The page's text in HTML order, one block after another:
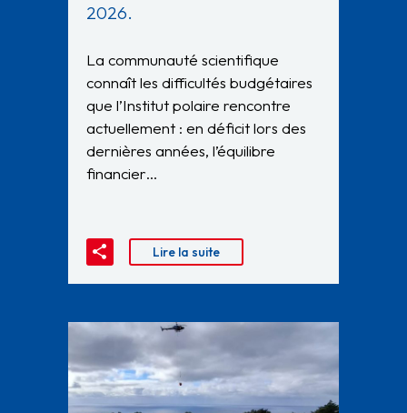
2026.
La communauté scientifique
connaît les difficultés budgétaires
que l’Institut polaire rencontre
actuellement : en déficit lors des
dernières années, l’équilibre
financier…
Lire la suite